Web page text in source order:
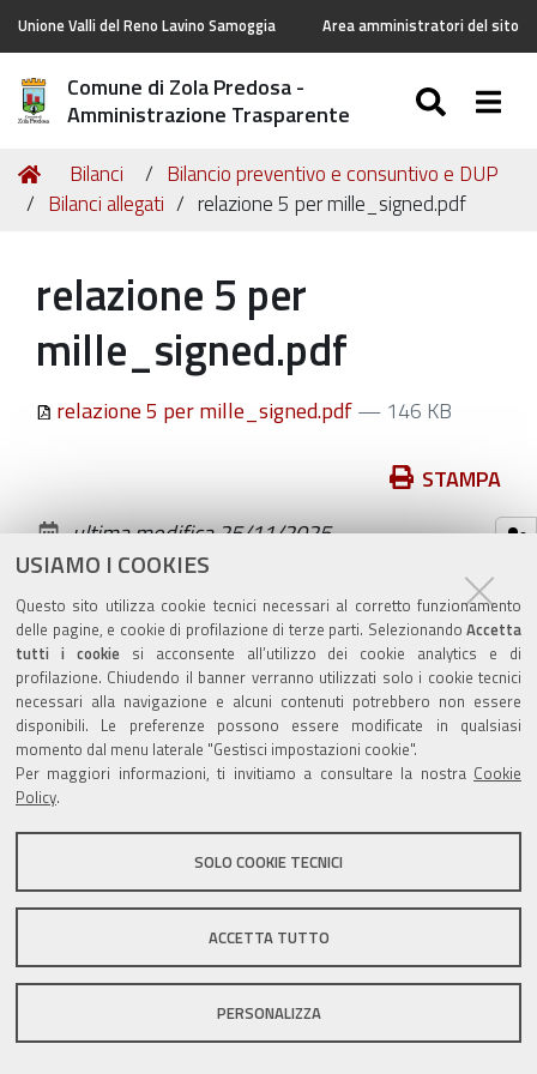
USIAMO I COOKIES
Questo sito utilizza cookie tecnici necessari al corretto funzionamento
delle pagine, e cookie di profilazione di terze parti. Selezionando Accetta
tutti i cookiesi acconsente all’utilizzo dei cookie analytics e di
profilazione. Chiudendo il banner verranno utilizzati solo i cookie tecnici
necessari alla navigazione e alcuni contenuti potrebbero non essere
disponibili. Le preferenze possono essere modificate in qualsiasi
momento dal menu laterale "Gestisci impostazioni cookie".
Per maggiori informazioni, ti invitiamo a consultare la nostra Cookie
Policy.
SOLO COOKIE TECNICI
ACCETTA TUTTO
PERSONALIZZA
Unione Valli del Reno Lavino Samoggia Area amministratori del sito
Comune di Zola Predosa -
Amministrazione Trasparente
Tu
sei
Home
Bilanci
Bilancio preventivo e consuntivo e DUP
Bilanci allegati
relazione 5 per mille_signed.pdf
relazione 5 per
mille_signed.pdf
relazione 5 per mille_signed.pdf— 146 KB
documento
STAMPA
ultima modifica25/11/2025
Valuta questo sito
Sito istituzionale Comune di Zola Predosa
Privacy policy|DPO|Accessibilità